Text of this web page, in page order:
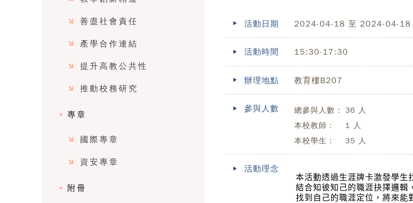
善盡社會責任
產學合作連結
提升高教公共性
推動校務研究
專章
國際專章
資安專章
附冊
活動日期 2024-04-18 至 2024-04-18
活動時間 15:30-17:30
辦理地點 教育樓B207
參與人數 總參與人數：
36 人
本校教師：
1 人
本校學生：
35 人
活動理念
本活動透過生涯牌卡激發學生
結合知彼知己的職涯抉擇邏輯
找到自己的職涯定位，將來能